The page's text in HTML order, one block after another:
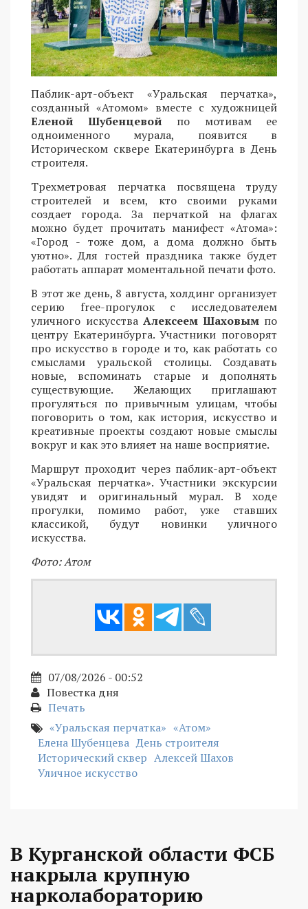
Паблик-арт-объект «Уральская перчатка»,
созданный «Атомом» вместе с художницей
Еленой Шубенцевой по мотивам ее
одноименного мурала, появится в
Историческом сквере Екатеринбурга в День
строителя.
Трехметровая перчатка посвящена труду
строителей и всем, кто своими руками
создает города. За перчаткой на флагах
можно будет прочитать манифест «Атома»:
«Город - тоже дом, а дома должно быть
уютно». Для гостей праздника также будет
работать аппарат моментальной печати фото.
В этот же день, 8 августа, холдинг организует
серию free-прогулок с исследователем
уличного искусства Алексеем Шаховым по
центру Екатеринбурга. Участники поговорят
про искусство в городе и то, как работать со
смыслами уральской столицы. Создавать
новые, вспоминать старые и дополнять
существующие. Желающих приглашают
прогуляться по привычным улицам, чтобы
поговорить о том, как история, искусство и
креативные проекты создают новые смыслы
вокруг и как это влияет на наше восприятие.
Маршрут проходит через паблик-арт-объект
«Уральская перчатка». Участники экскурсии
увидят и оригинальный мурал. В ходе
прогулки, помимо работ, уже ставших
классикой, будут новинки уличного
искусства.
Фото: Атом
07/08/2026 - 00:52
Повестка дня
Печать
«Уральская перчатка» «Атом»
Елена Шубенцева День строителя
Исторический сквер Алексей Шахов
Уличное искусство
В Курганской области ФСБ
накрыла крупную
нарколабораторию